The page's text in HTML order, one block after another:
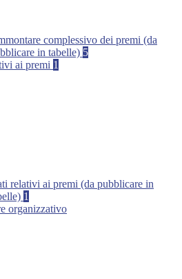
complessivo dei premi (da
in tabelle) 5
ai premi 1
relativi ai premi (da pubblicare in
1
organizzativo